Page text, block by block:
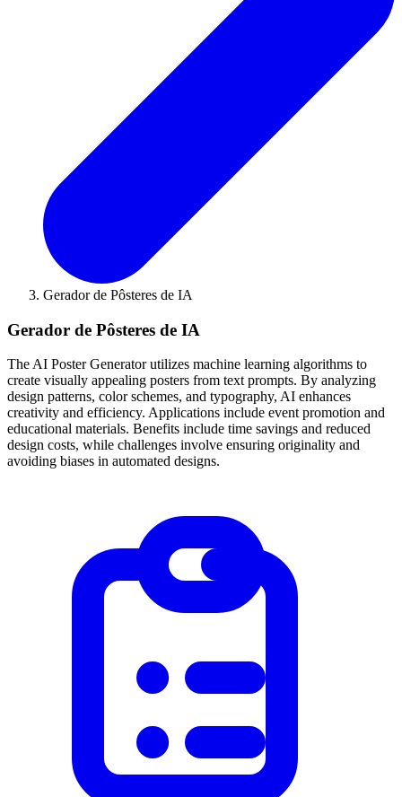
Gerador de Pôsteres de IA
Gerador de Pôsteres de IA
The AI Poster Generator utilizes machine learning algorithms to
create visually appealing posters from text prompts. By analyzing
design patterns, color schemes, and typography, AI enhances
creativity and efficiency. Applications include event promotion and
educational materials. Benefits include time savings and reduced
design costs, while challenges involve ensuring originality and
avoiding biases in automated designs.